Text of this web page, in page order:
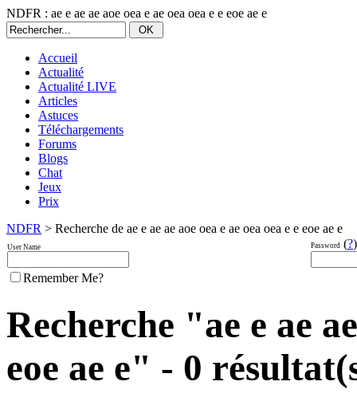
NDFR : ae e ae ae aoe oea e ae oea oea e e eoe ae e
Accueil
Actualité
Actualité LIVE
Articles
Astuces
Téléchargements
Forums
Blogs
Chat
Jeux
Prix
NDFR > Recherche de ae e ae ae aoe oea e ae oea oea e e eoe ae e
User Name Password (?)
Remember Me?
Recherche "ae e ae
eoe ae e" - 0